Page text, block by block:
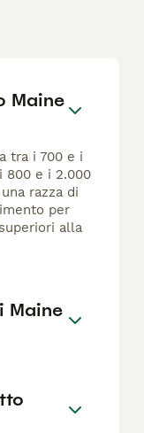
Maine
tra i 700 e i
800 e i 2.000
razza di
per
alla
Maine